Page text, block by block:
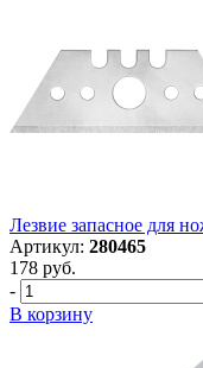
Лезвие запасное для
Артикул: 280465
178 руб.
-
В корзину